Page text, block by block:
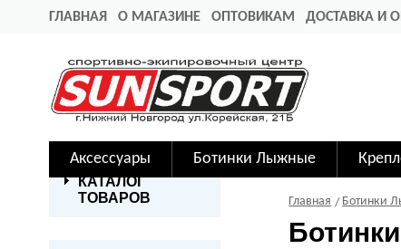
ГЛАВНАЯ О МАГАЗИНЕ ОПТОВИКАМ ДОСТАВКА И
Аксессуары Ботинки Лыжные
КАТАЛОГ
ТОВАРОВ
Главная Ботинки